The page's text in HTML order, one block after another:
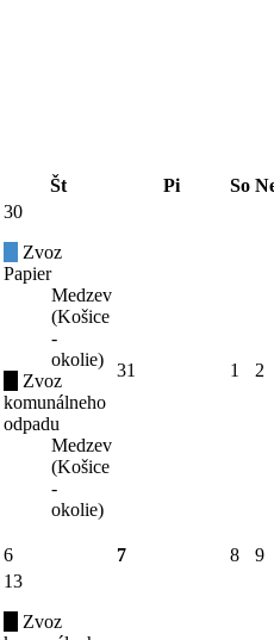
Št Pi So
30
Zvoz
Papier
Medzev
(Košice
-
okolie)
Zvoz
komunálneho
odpadu
Medzev
(Košice
-
okolie)
31 1 2
6 7 8
9
13
Zvoz